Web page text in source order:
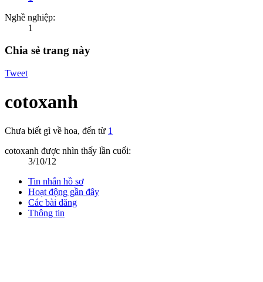
Nghề nghiệp:
1
Chia sẻ trang này
Tweet
cotoxanh
Chưa biết gì về hoa, đến từ 1
cotoxanh được nhìn thấy lần cuối:
3/10/12
Tin nhắn hồ sơ
Hoạt động gần đây
Các bài đăng
Thông tin